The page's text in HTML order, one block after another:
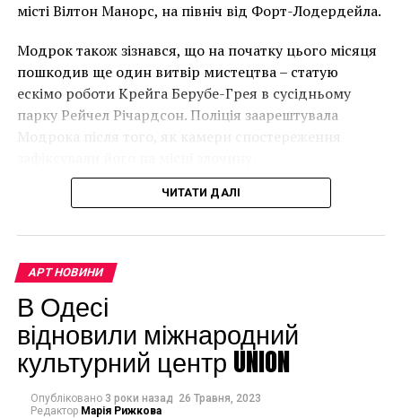
“Спочатку це було
неймовірно, але з
розвитком подій це
стало надзвичайно
впевнений, що Бенксі
усвідомлює
непередбачувані
наслідки для власників
будинків. Якби ми
могли повернути час
назад, ми б це
зробили”.
місті Вілтон Манорс, на північ від Форт-Лодердейла.
Модрок також зізнався, що на початку цього місяця
пошкодив ще один витвір мистецтва – статую
ескімо роботи Крейга Берубе-Грея в сусідньому
парку Рейчел Річардсон. Поліція заарештувала
Модрока після того, як камери спостереження
ЧИТАТИ ДАЛІ
АРТ НОВИНИ
В Одесі
відновили міжнародний
культурний центр UNION
Опубліковано 3 роки назад 26 Травня, 2023
Редактор Марія Рижкова